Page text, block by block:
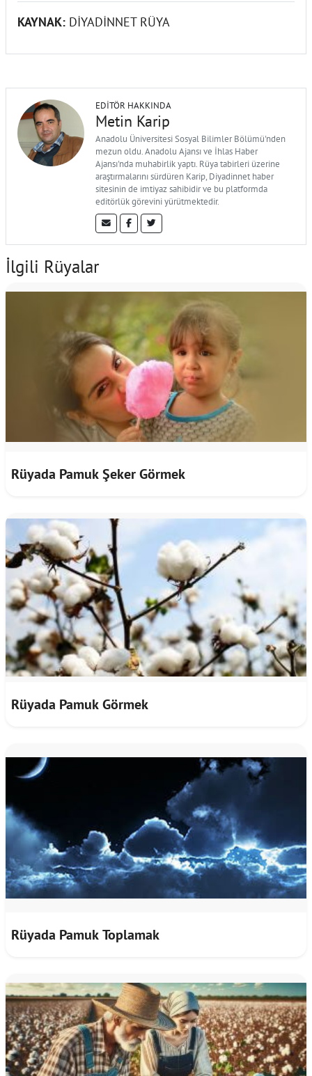
KAYNAK: DİYADİNNET RÜYA
EDITÖR HAKKINDA
Metin Karip
Anadolu Üniversitesi Sosyal Bilimler Bölümü'nden
mezun oldu. Anadolu Ajansı ve İhlas Haber
Ajansı'nda muhabirlik yaptı. Rüya tabirleri üzerine
araştırmalarını sürdüren Karip, Diyadinnet haber
sitesinin de imtiyaz sahibidir ve bu platformda
editörlük görevini yürütmektedir.
İlgili Rüyalar
Rüyada Pamuk Şeker Görmek
Rüyada Pamuk Görmek
Rüyada Pamuk Toplamak